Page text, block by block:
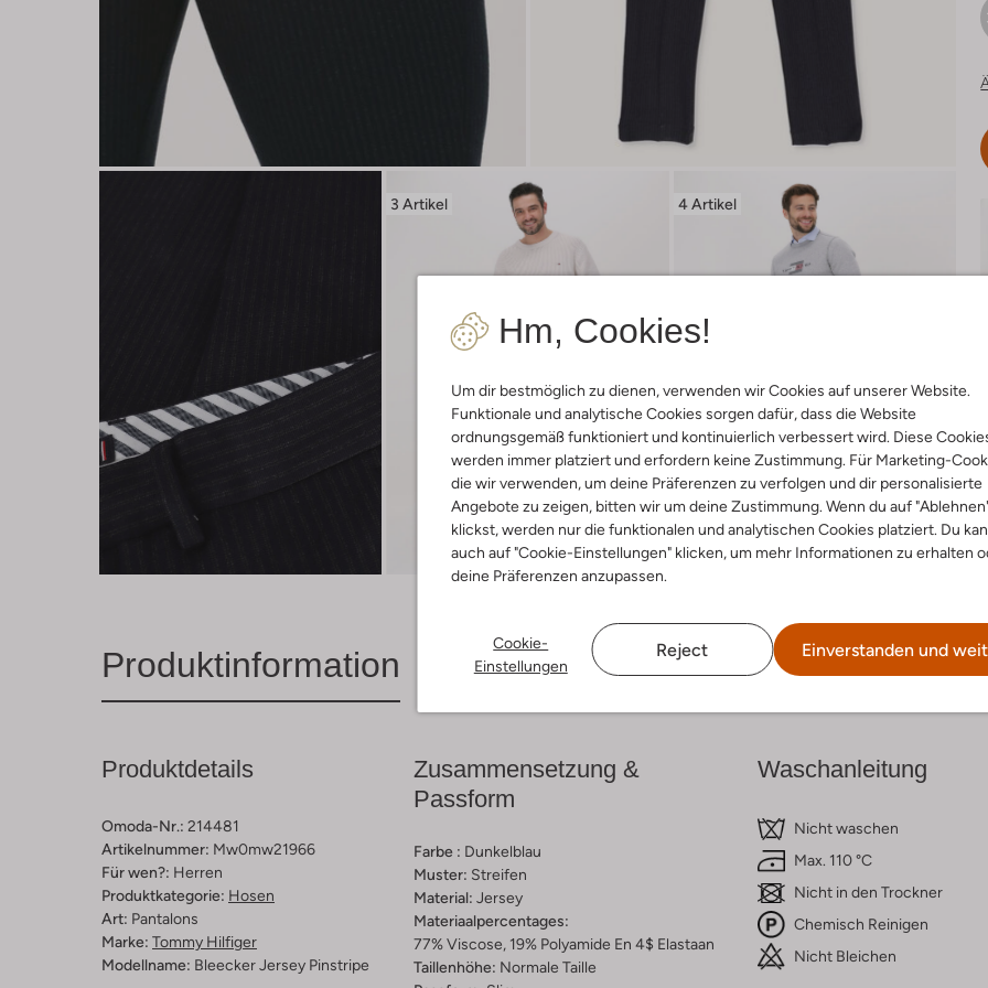
Hm, Cookies!
Um dir bestmöglich zu dienen, verwenden wir Cookies auf unserer Website.
Funktionale und analytische Cookies sorgen dafür, dass die Website
ordnungsgemäß funktioniert und kontinuierlich verbessert wird. Diese
werden immer platziert und erfordern keine Zustimmung. Für Marketing-
die wir verwenden, um deine Präferenzen zu verfolgen und dir personalisierte
Angebote zu zeigen, bitten wir um deine Zustimmung. Wenn du auf
klickst, werden nur die funktionalen und analytischen Cookies platziert. Du
auch auf "Cookie-Einstellungen" klicken, um mehr Informationen zu erhalten
deine Präferenzen anzupassen.
Cookie-
Einstellungen
Reject Einverstanden und
3 Artikel
Entdecke den Look
4 Artikel
Entdecke den Look
Produktinformation Lieferung & Rückgabe
Produktdetails
Omoda-Nr.: 214481
Artikelnummer: Mw0mw21966
Für wen?: Herren
Produktkategorie: Hosen
Art: Pantalons
Marke: Tommy Hilfiger
Modellname: Bleecker Jersey Pinstripe
Zusammensetzung &
Passform
Farbe : Dunkelblau
Muster: Streifen
Material: Jersey
Materiaalpercentages:
77% Viscose, 19% Polyamide En 4$ Elastaan
Taillenhöhe: Normale Taille
Waschanleitung
Nicht waschen
Max. 110 °C
Nicht in den Trockner
Chemisch Reinigen
Nicht Bleichen